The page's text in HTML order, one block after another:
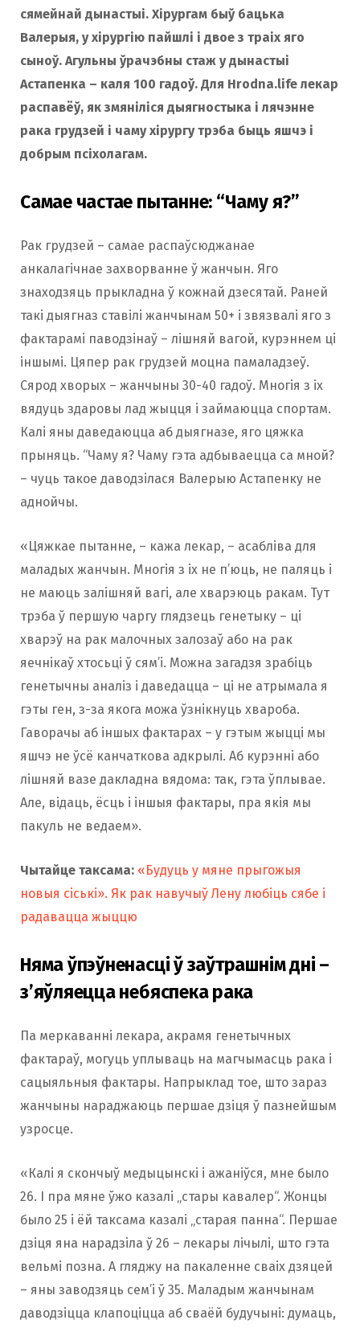
сямейнай дынастыі. Хірургам быў бацька
Валерыя, у хірургію пайшлі і двое з траіх яго
сыноў. Агульны ўрачэбны стаж у дынастыі
Астапенка – каля 100 гадоў. Для Hrodna.life лекар
распавёў, як змяніліся дыягностыка і лячэнне
рака грудзей і чаму хірургу трэба быць яшчэ і
добрым псіхолагам.
Самае частае пытанне: “Чаму я?”
Рак грудзей – самае распаўсюджанае
анкалагічнае захворванне ў жанчын. Яго
знаходзяць прыкладна ў кожнай дзесятай. Раней
такі дыягназ ставілі жанчынам 50+ і звязвалі яго з
фактарамі паводзінаў – лішняй вагой, курэннем ці
іншымі. Цяпер рак грудзей моцна памаладзеў.
Сярод хворых – жанчыны 30-40 гадоў. Многія з іх
вядуць здаровы лад жыцця і займаюцца спортам.
Калі яны даведаюцца аб дыягназе, яго цяжка
прыняць. “Чаму я? Чаму гэта адбываецца са мной?
– чуць такое даводзілася Валерыю Астапенку не
аднойчы.
«Цяжкае пытанне, – кажа лекар, – асабліва для
маладых жанчын. Многія з іх не п’юць, не паляць і
не маюць залішняй вагі, але хварэюць ракам. Тут
трэба ў першую чаргу глядзець генетыку – ці
хварэў на рак малочных залозаў або на рак
яечнікаў хтосьці ў сям’і. Можна загадзя зрабіць
генетычны аналіз і даведацца – ці не атрымала я
гэты ген, з-за якога можа ўзнікнуць хвароба.
Гаворачы аб іншых фактарах – у гэтым жыцці мы
яшчэ не ўсё канчаткова адкрылі. Аб курэнні або
лішняй вазе дакладна вядома: так, гэта ўплывае.
Але, відаць, ёсць і іншыя фактары, пра якія мы
пакуль не ведаем».
Чытайце таксама: «Будуць у мяне прыгожыя
новыя сіські». Як рак навучыў Лену любіць сябе і
радавацца жыццю
Няма ўпэўненасці ў заўтрашнім дні –
з’яўляецца небяспека рака
Па меркаванні лекара, акрамя генетычных
фактараў, могуць уплываць на магчымасць рака і
сацыяльныя фактары. Напрыклад тое, што зараз
жанчыны нараджаюць першае дзіця ў пазнейшым
узросце.
«Калі я скончыў медыцынскі і ажаніўся, мне было
26. І пра мяне ўжо казалі „стары кавалер“. Жонцы
было 25 і ёй таксама казалі „старая панна“. Першае
дзіця яна нарадзіла ў 26 – лекары лічылі, што гэта
вельмі позна. А гляджу на пакаленне сваіх дзяцей
– яны заводзяць сем’і ў 35. Маладым жанчынам
даводзіцца клапоціцца аб сваёй будучыні: думаць,